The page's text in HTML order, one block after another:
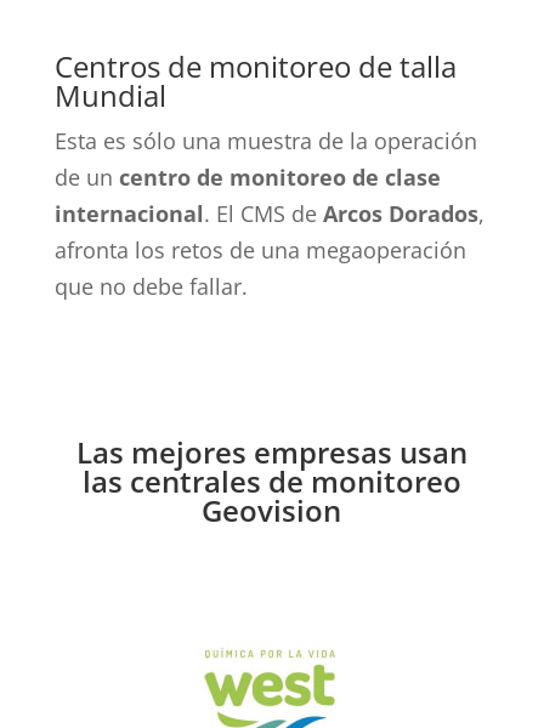
Centros de monitoreo de talla
Mundial
Esta es sólo una muestra de la operación
de un centro de monitoreo de clase
internacional. El CMS de Arcos Dorados,
afronta los retos de una megaoperación
que no debe fallar.
Las mejores empresas usan
las centrales de monitoreo
Geovision